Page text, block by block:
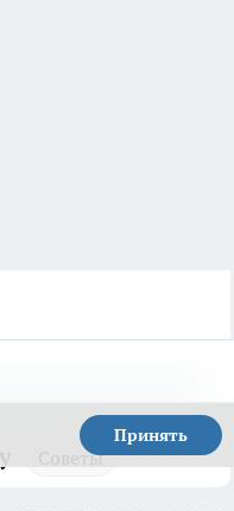
Принять
Советы